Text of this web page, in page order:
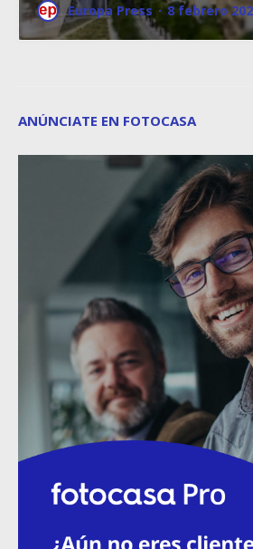
Europa Press · 8 febrero
ANÚNCIATE EN FOTOCASA